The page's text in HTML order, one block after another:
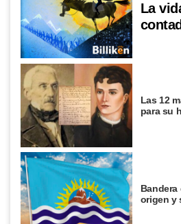
La
Las 12
para su
Bandera
origen y